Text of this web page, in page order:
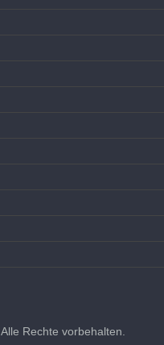
. Alle Rechte vorbehalten.